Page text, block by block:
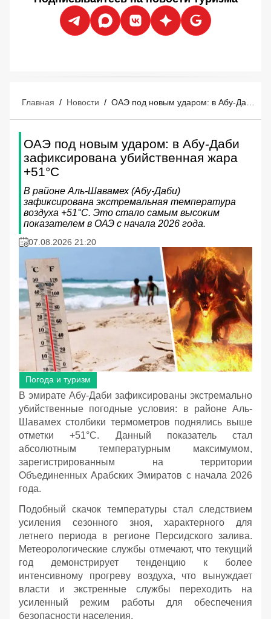
Главная / Новости /
ОАЭ под новым ударом: в Абу-Даби
зафиксирована убийственная жара
+51°C
В районе Аль-Шавамех (Абу-Даби)
зафиксирована экстремальная температура
воздуха +51°C. Это стало самым высоким
показателем в ОАЭ с начала 2026 года.
07.08.2026 21:20
Погода и туризм
В эмирате Абу-Даби зафиксированы экстремально
убийственные погодные условия: в районе Аль-
Шавамех столбики термометров поднялись выше
отметки +51°C. Данный показатель стал
абсолютным температурным максимумом,
зарегистрированным на территории
Объединенных Арабских Эмиратов с начала 2026
года.
Подобный скачок температуры стал следствием
усиления сезонного зноя, характерного для
летнего периода в регионе Персидского залива.
Метеорологические службы отмечают, что текущий
год демонстрирует тенденцию к более
интенсивному прогреву воздуха, что вынуждает
власти и экстренные службы переходить на
усиленный режим работы для обеспечения
безопасности населения.